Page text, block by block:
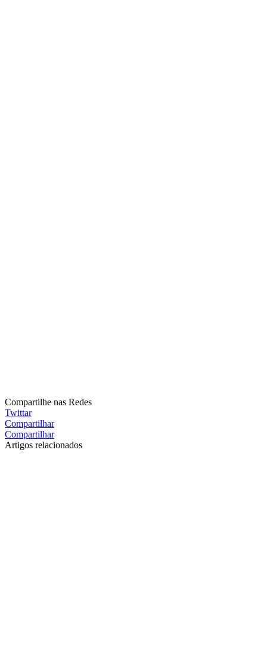
Compartilhe nas Redes
Twittar
Compartilhar
Compartilhar
Artigos relacionados